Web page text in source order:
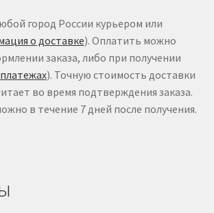
город России курьером или
о доставке). Оплатить можно
заказа, либо при получении
). Точную стоимость доставки
во время подтверждения заказа.
в течение 7 дней после получения.